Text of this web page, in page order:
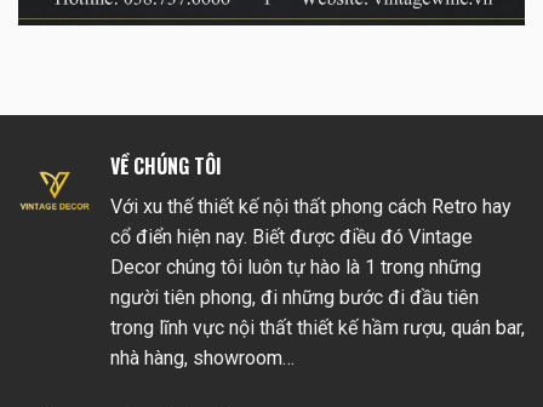
VỀ CHÚNG TÔI
Với xu thế thiết kế nội thất phong cách Retro hay
cổ điển hiện nay. Biết được điều đó Vintage
Decor chúng tôi luôn tự hào là 1 trong những
người tiên phong, đi những bước đi đầu tiên
trong lĩnh vực nội thất thiết kế hầm rượu, quán bar,
nhà hàng, showroom…